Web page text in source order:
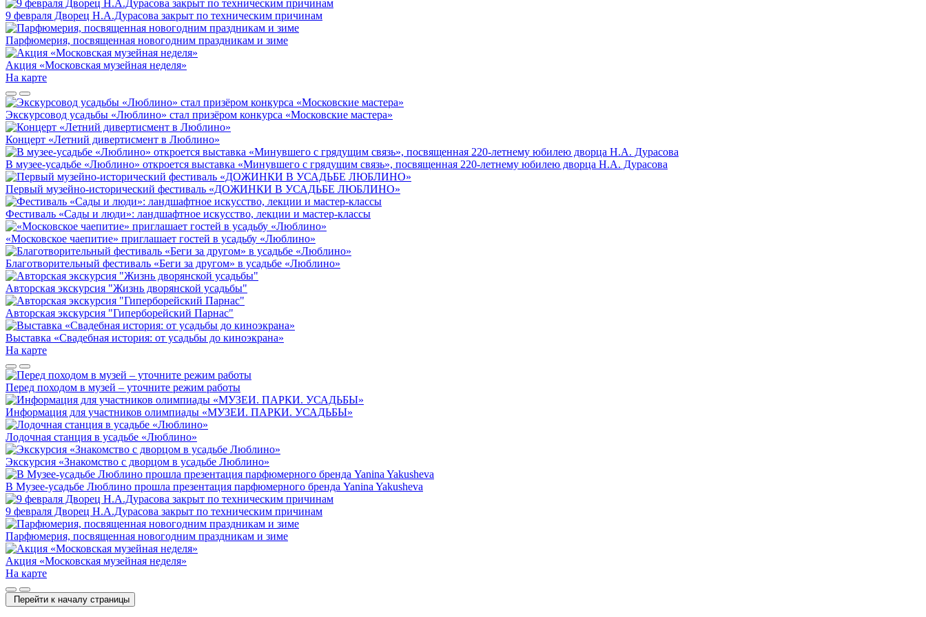
9 февраля Дворец Н.А.Дурасова закрыт по техническим причинам
Парфюмерия, посвященная новогодним праздникам и зиме
Акция «Московская музейная неделя»
На карте
Экскурсовод усадьбы «Люблино» стал призёром конкурса «Московские мастера»
Концерт «Летний дивертисмент в Люблино»
В музее-усадьбе «Люблино» откроется выставка «Минувшего с грядущим связь», посвященная 220-летнему юбилею дворца Н.А. Дурасова
Первый музейно-исторический фестиваль «ДОЖИНКИ В УСАДЬБЕ ЛЮБЛИНО»
Фестиваль «Сады и люди»: ландшафтное искусство, лекции и мастер-классы
«Московское чаепитие» приглашает гостей в усадьбу «Люблино»
Благотворительный фестиваль «Беги за другом» в усадьбе «Люблино»
Авторская экскурсия "Жизнь дворянской усадьбы"
Авторская экскурсия "Гиперборейский Парнас"
Выставка «Свадебная история: от усадьбы до киноэкрана»
На карте
Перед походом в музей – уточните режим работы
Информация для участников олимпиады «МУЗЕИ. ПАРКИ. УСАДЬБЫ»
Лодочная станция в усадьбе «Люблино»
Экскурсия «Знакомство с дворцом в усадьбе Люблино»
В Музее-усадьбе Люблино прошла презентация парфюмерного бренда Yanina Yakusheva
9 февраля Дворец Н.А.Дурасова закрыт по техническим причинам
Парфюмерия, посвященная новогодним праздникам и зиме
Акция «Московская музейная неделя»
На карте
Перейти к началу страницы